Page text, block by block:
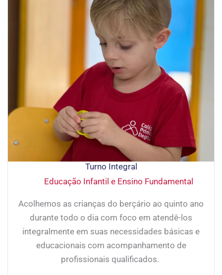
Turno Integral
Educação Infantil e Ensino Fundamental
Acolhemos as crianças do berçário ao quinto ano
durante todo o dia com foco em atendê-los
integralmente em suas necessidades básicas e
educacionais com acompanhamento de
profissionais qualificados.